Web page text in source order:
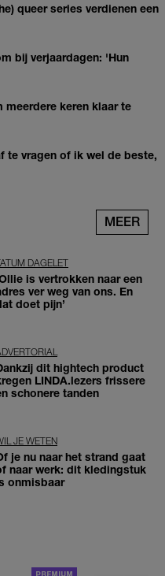
queer series verdienen een
bij verjaardagen: 'Hun
meerdere keren klaar te
te vragen of ik wel de beste,
MEER
DAGELET
is vertrokken naar een
ver weg van ons. En
doet pijn’
dit hightech product
LINDA.lezers frissere
schonere tanden
JE WETEN
je nu naar het strand gaat
naar werk: dit kledingstuk
onmisbaar